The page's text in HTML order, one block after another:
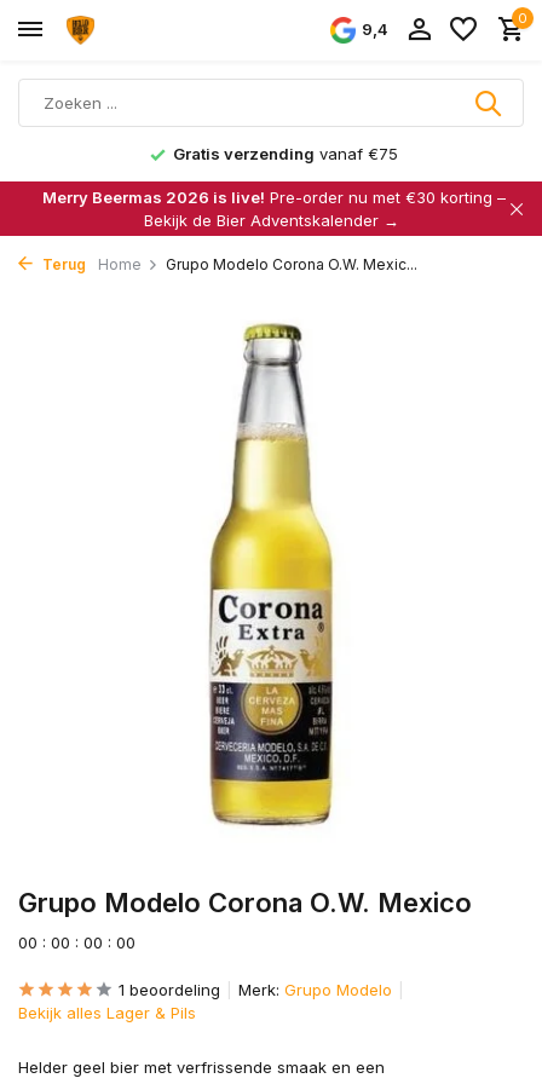
9,4
0
Gratis verzending vanaf €75
Merry Beermas 2026 is live! Pre-order nu met €30 korting –
Bekijk de Bier Adventskalender →
Terug Home Grupo Modelo Corona O.W. Mexic...
Grupo Modelo Corona O.W. Mexico
00 : 00 : 00 : 00
1 beoordeling Merk: Grupo Modelo
Bekijk alles Lager & Pils
Helder geel bier met verfrissende smaak en een